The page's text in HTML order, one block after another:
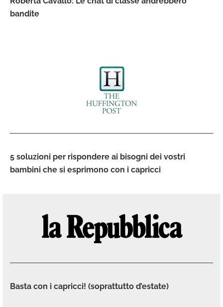
bandite
5 soluzioni per rispondere ai bisogni dei vostri
bambini che si esprimono con i capricci
Basta con i capricci! (soprattutto d’estate)